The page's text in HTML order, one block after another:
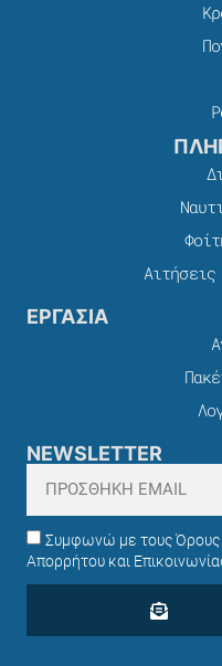
ΕΡΓΑΣΙΑ
NEWSLETTER
Συμφωνώ με τους Όρους
Απορρήτου και